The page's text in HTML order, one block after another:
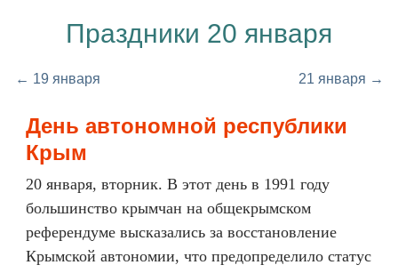
Праздники 20 января
← 19 января 21 января →
День автономной республики
Крым
20 января, вторник. В этот день в 1991 году
большинство крымчан на общекрымском
референдуме высказались за восстановление
Крымской автономии, что предопределило статус